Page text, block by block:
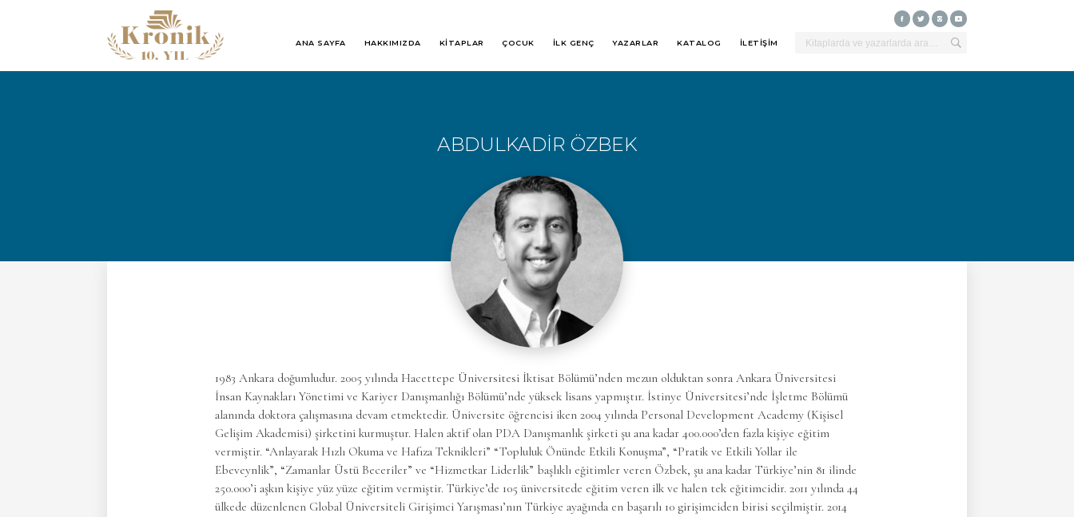
ANA SAYFA HAKKIMIZDA KİTAPLAR ÇOCUK İLK GENÇ YAZARLAR KATALOG İLETİŞİM
ABDULKADİR ÖZBEK
1983 Ankara doğumludur. 2005 yılında Hacettepe Üniversitesi İktisat Bölümü’nden mezun olduktan sonra Ankara Üniversitesi
İnsan Kaynakları Yönetimi ve Kariyer Danışmanlığı Bölümü’nde yüksek lisans yapmıştır. İstinye Üniversitesi’nde İşletme Bölümü
alanında doktora çalışmasına devam etmektedir. Üniversite öğrencisi iken 2004 yılında Personal Development Academy (Kişisel
Gelişim Akademisi) şirketini kurmuştur. Halen aktif olan PDA Danışmanlık şirketi şu ana kadar 400.000’den fazla kişiye eğitim
vermiştir. “Anlayarak Hızlı Okuma ve Hafıza Teknikleri” “Topluluk Önünde Etkili Konuşma”, “Pratik ve Etkili Yollar ile
Ebeveynlik”, “Zamanlar Üstü Beceriler” ve “Hizmetkar Liderlik” başlıklı eğitimler veren Özbek, şu ana kadar Türkiye’nin 81 ilinde
250.000’i aşkın kişiye yüz yüze eğitim vermiştir. Türkiye’de 105 üniversitede eğitim veren ilk ve halen tek eğitimcidir. 2011 yılında 44
ülkede düzenlenen Global Üniversiteli Girişimci Yarışması’nın Türkiye ayağında en başarılı 10 girişimciden birisi seçilmiştir. 2014